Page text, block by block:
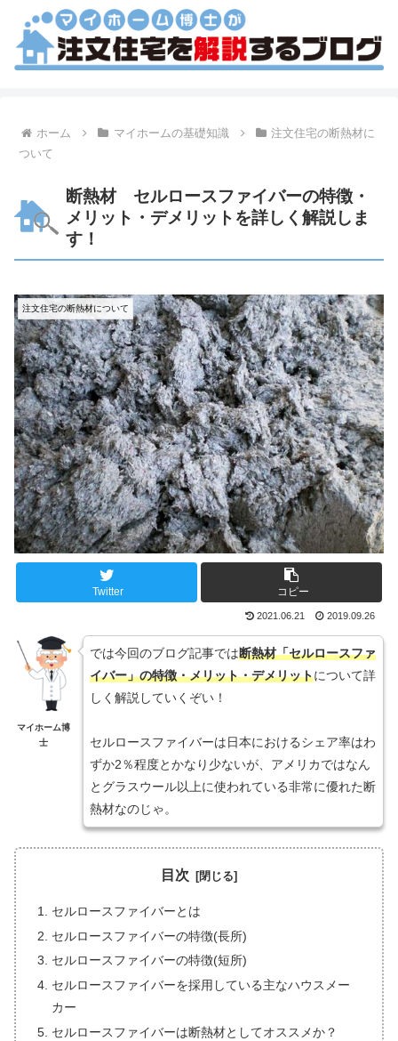
ホーム マイホームの基礎知識
注文住宅の断熱材に
ついて
断熱材 セルロースファイバーの特徴・
メリット・デメリットを詳しく解説しま
す！
注文住宅の断熱材について
Twitter コピー
2021.06.21 2019.09.26
マイホーム博
士
では今回のブログ記事では断熱材「セルロースファ
イバー」の特徴・メリット・デメリットについて詳
しく解説していくぞい！
セルロースファイバーは日本におけるシェア率はわ
ずか2％程度とかなり少ないが、アメリカではなん
とグラスウール以上に使われている非常に優れた断
熱材なのじゃ。
目次
セルロースファイバーとは
セルロースファイバーの特徴(長所)
セルロースファイバーの特徴(短所)
セルロースファイバーを採用している主なハウスメー
カー
セルロースファイバーは断熱材としてオススメか？